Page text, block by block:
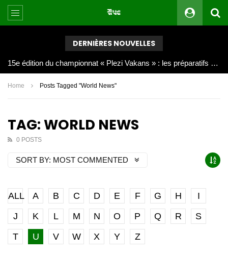
DERNIÈRES NOUVELLES
Joy Clerf Derisier, sur les traces de son père : évangéliser par la musique
Home Posts Tagged "World News"
TAG: WORLD NEWS
0 POSTS
SORT BY: MOST COMMENTED
ALL A B C D E F G H
I
J
K L M N O P Q R
S
T
U V W X Y Z